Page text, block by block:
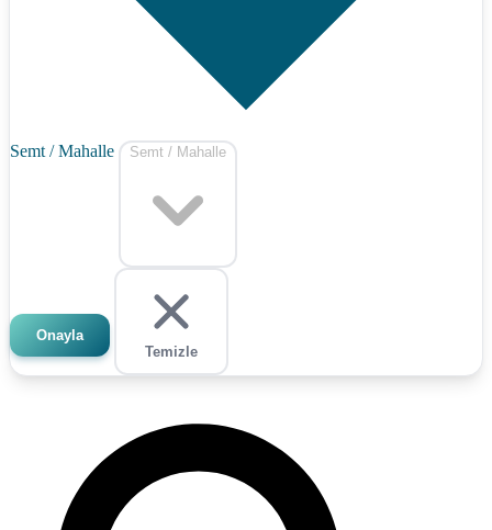
Semt / Mahalle Semt / Mahalle
Onayla
Temizle